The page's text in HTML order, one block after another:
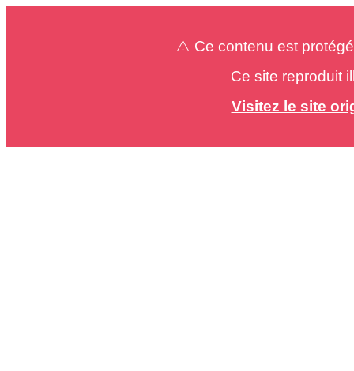
⚠️ Ce contenu est
Ce site reproduit
Visitez le site